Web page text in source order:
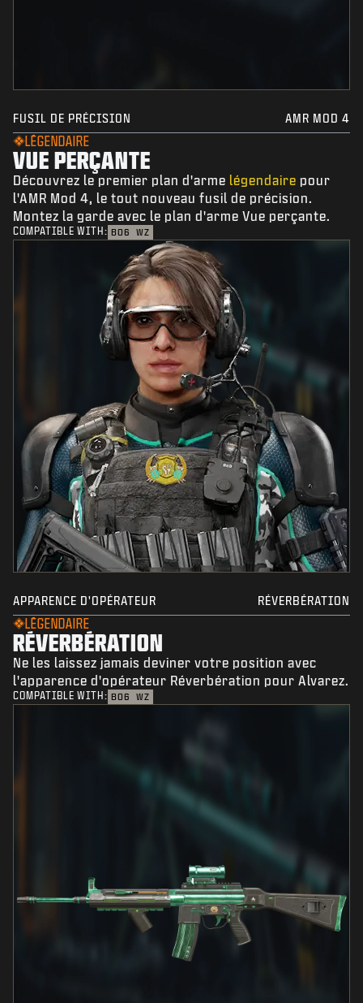
FUSIL DE PRÉCISION AMR MOD 4
LÉGENDAIRE
VUE PERÇANTE
Découvrez le premier plan d'arme légendaire pour
l'AMR Mod 4, le tout nouveau fusil de précision.
Montez la garde avec le plan d'arme Vue perçante.
COMPATIBLE WITH: BO6 WZ
APPARENCE D'OPÉRATEUR RÉVERBÉRATION
LÉGENDAIRE
RÉVERBÉRATION
Ne les laissez jamais deviner votre position avec
l'apparence d'opérateur Réverbération pour Alvarez.
COMPATIBLE WITH: BO6 WZ